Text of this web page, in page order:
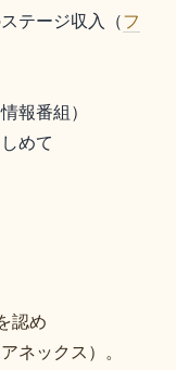
テージ収入（フ
報番組）
めて
認め
ネックス）。